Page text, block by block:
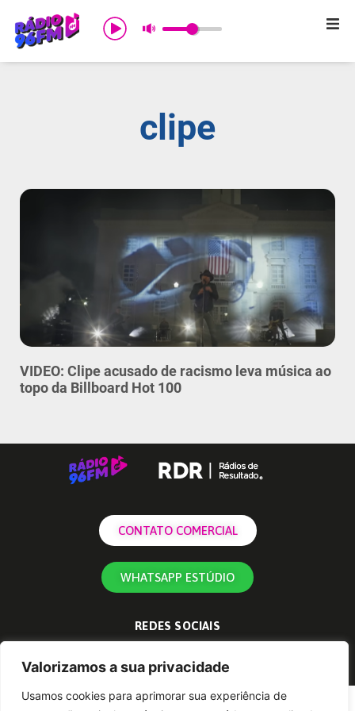
Valorizamos a sua privacidade
Usamos cookies para aprimorar sua experiência de
Início
Promoções
Notícias
Comercial
Contato
clipe
VIDEO: Clipe acusado de racismo leva música ao
topo da Billboard Hot 100
CONTATO COMERCIAL
WHATSAPP ESTÚDIO
REDES SOCIAIS